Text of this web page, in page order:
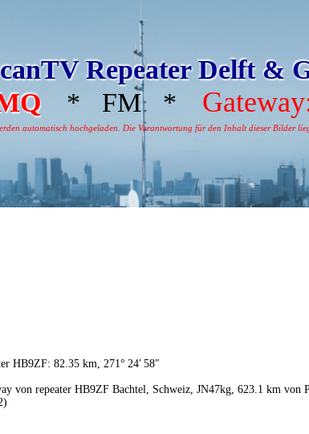
Repeater Delft &
* FM *
automatisch hochgeladen. Die Verantwortung für den Inhalt dieser Bilder
HB9ZF: 82.35 km, 271° 24′ 58″
von repeater HB9ZF Bachtel, Schweiz, JN47kg, 623.1 km